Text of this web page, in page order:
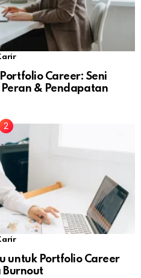
Career: Seni
& Pendapatan
untuk Portfolio Career
Burnout